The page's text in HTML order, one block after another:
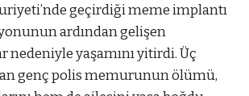
geçirdiği meme implantı
ardından gelişen
yaşamını yitirdi. Üç
genç polis memurunun ölümü,